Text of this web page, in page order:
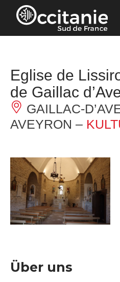
Cookie-Einstellungen
Eglise de
de Gaillac
GAILLAC-
AVEYRON –
Über uns